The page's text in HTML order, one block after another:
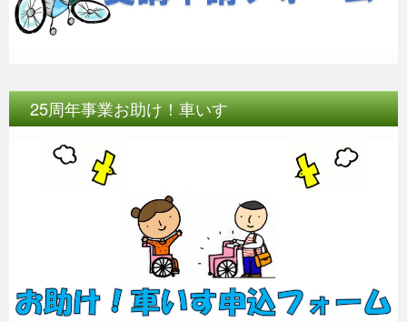
25周年事業お助け！車いす